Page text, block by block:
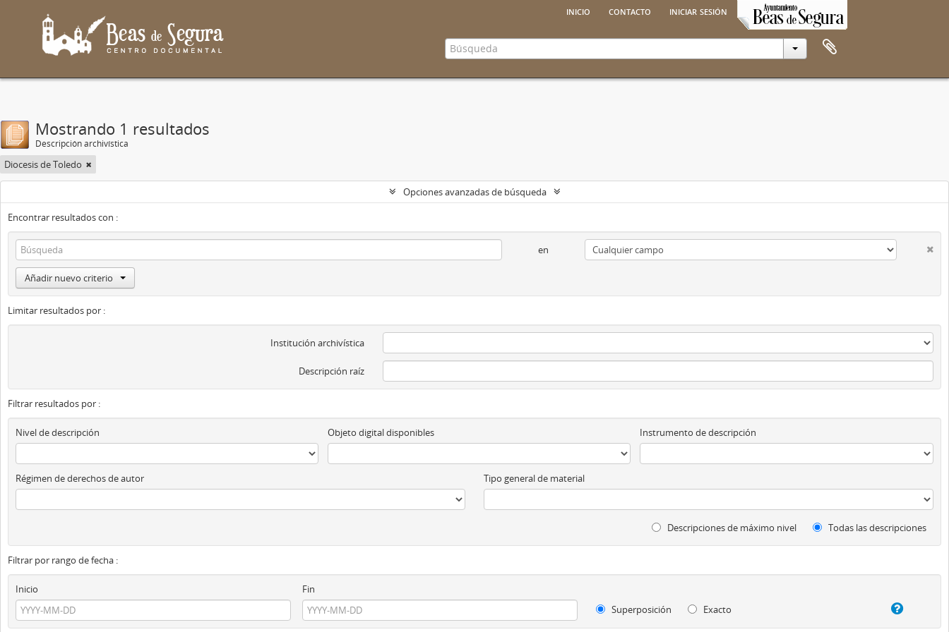
inicio contacto iniciar sesión
Mostrando 1 resultados
Descripción archivística
Diocesis de Toledo
Opciones avanzadas de búsqueda
Encontrar resultados con :
en
Añadir nuevo criterio
Limitar resultados por :
Institución archivística
Descripción raíz
Filtrar resultados por :
Nivel de descripción Objeto digital disponibles Instrumento de descripción
Régimen de derechos de autor Tipo general de material
Descripciones de máximo nivel Todas las descripciones
Filtrar por rango de fecha :
Inicio
Fin
Superposición
Exacto